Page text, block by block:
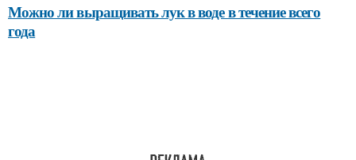
Можно ли выращивать лук в воде в течение всего
года